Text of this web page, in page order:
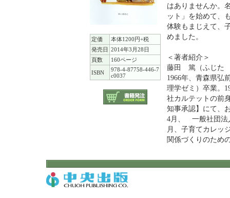
定価
本体1200円+税
発売日 2014年3月28日
頁数
160ページ
ISBN
978-4-87758-446-7
c0037
はありませんか。
ット」を始めて、
体験もまじえて、
めました。
＜著者紹介＞
藤田 篤（ふじた
1966年、青森県弘
理学ゼミ）卒業。
社カルテットの前
知事承認】にて、
4月、 一般社団法
月、子育てカレッ
関係づくりのため